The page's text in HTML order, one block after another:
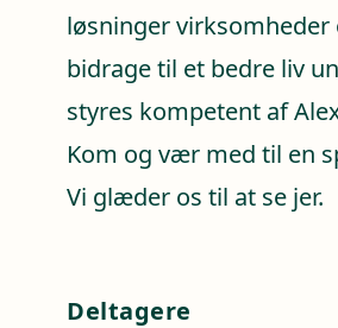
løsninger
bidrage til et bedre liv
styres kompetent af
Kom og vær med til en
Vi glæder os til at se jer.
Deltagere